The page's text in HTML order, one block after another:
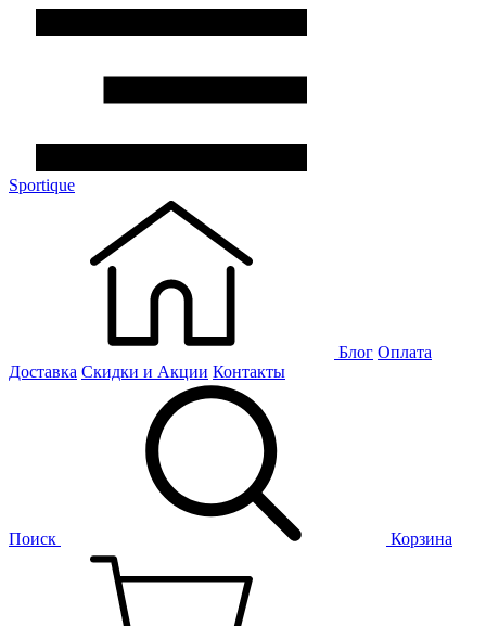
Sportique
Блог Оплата
Доставка Скидки и Акции Контакты
Поиск Корзина